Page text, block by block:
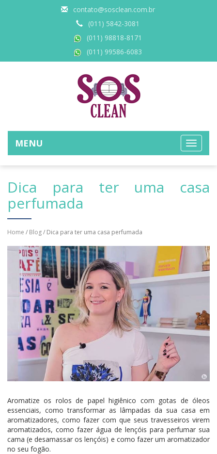
contato@sosclean.com.br
(011) 5842-3081
(011) 98818-8171
(011) 99586-6083
MENU
Dica para ter uma casa
perfumada
Home / Blog/ Dica para ter uma casa perfumada
Aromatize os rolos de papel higiênico com gotas de óleos
essenciais, como transformar as lâmpadas da sua casa em
aromatizadores, como fazer com que seus travesseiros virem
aromatizados, como fazer água de lençóis para perfumar sua
cama (e desamassar os lençóis) e como fazer um aromatizador
no seu fogão.